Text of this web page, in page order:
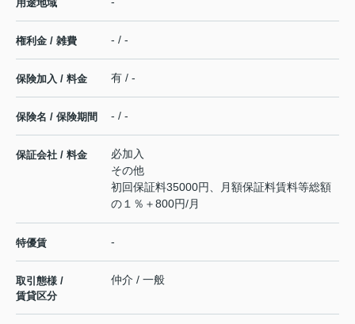
用途地域
権利金 / 雑費 - / -
保険加入 / 料金 有 / -
保険名 / 保険期間 - / -
保証会社 / 料金
必加入
その他
初回保証料35000円、月額保証料賃料等総額
の１％＋800円/月
特優賃 -
取引態様 /
賃貸区分
仲介 / 一般